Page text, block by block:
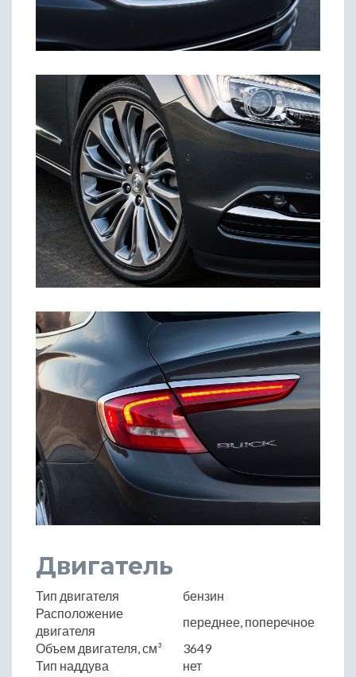
Двигатель
Тип двигателя
бензин
Расположение
двигателя
переднее, поперечное
Объем двигателя, см³
3649
Тип наддува
нет